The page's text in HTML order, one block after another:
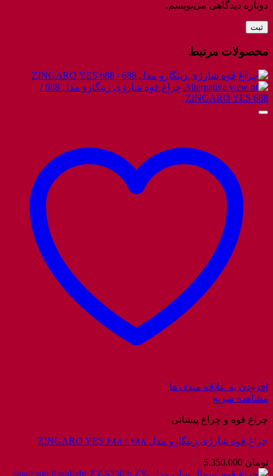
دوباره دیدگاهی می‌نویسم.
محصولات مرتبط
افزودن به علاقه مندی ها
مشاهده سریع
چراغ قوه و چراغ پیشانی
چراغ قوه شارژی زینگارو مدل ۶۸۸ / ZINGARO YES ۶۸۸
تومان